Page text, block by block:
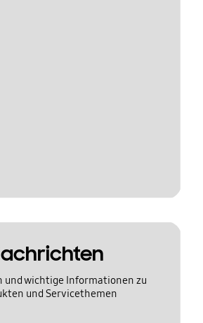
und wichtige Informationen zu
und Servicethemen